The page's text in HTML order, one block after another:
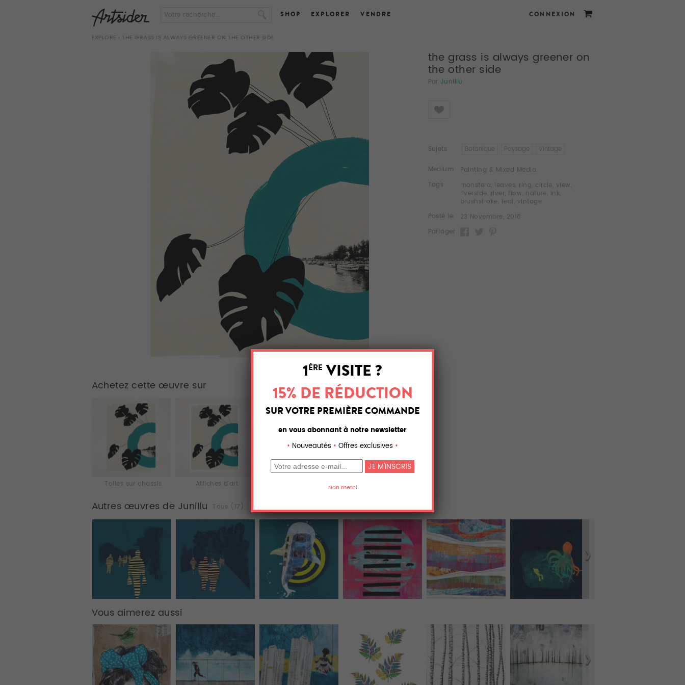
SHOP EXPLORER VENDRE CONNEXION
EXPLORE › THE GRASS IS ALWAYS GREENER ON THE OTHER SIDE
the grass is always greener on
the other side
Par Junillu
Like
Sujets Botanique Paysage Vintage
Medium
Painting & Mixed Media
Tags
monstera leaves ring circle view
riverside river flow nature ink
brushstroke teal vintage
Posté le
23 Novembre, 2018
Partager
Achetez cette œuvre sur
Toiles sur chassis Affiches d'art
Autres œuvres de Junillu Tous (17)
Vous aimerez aussi